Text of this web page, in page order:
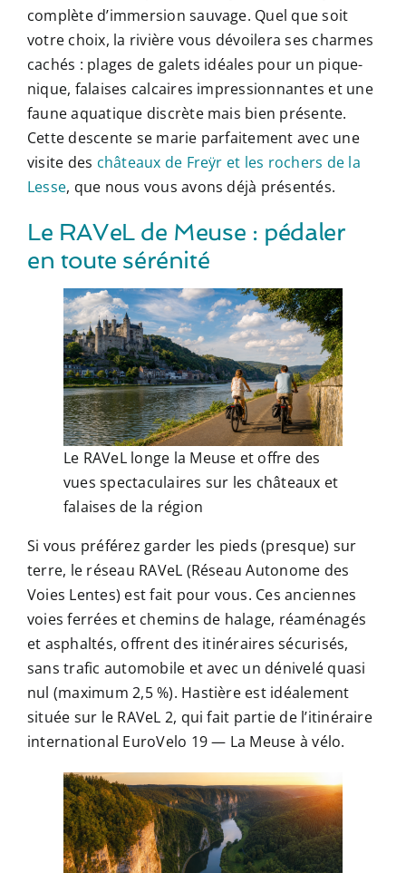
complète d’immersion sauvage. Quel que soit
votre choix, la rivière vous dévoilera ses charmes
cachés : plages de galets idéales pour un pique-
nique, falaises calcaires impressionnantes et une
faune aquatique discrète mais bien présente.
Cette descente se marie parfaitement avec une
visite des châteaux de Freÿr et les rochers de la
Lesse, que nous vous avons déjà présentés.
Le RAVeL de Meuse : pédaler
en toute sérénité
Le RAVeL longe la Meuse et offre des
vues spectaculaires sur les châteaux et
falaises de la région
Si vous préférez garder les pieds (presque) sur
terre, le réseau RAVeL (Réseau Autonome des
Voies Lentes) est fait pour vous. Ces anciennes
voies ferrées et chemins de halage, réaménagés
et asphaltés, offrent des itinéraires sécurisés,
sans trafic automobile et avec un dénivelé quasi
nul (maximum 2,5 %). Hastière est idéalement
située sur le RAVeL 2, qui fait partie de l’itinéraire
international EuroVelo 19 — La Meuse à vélo.